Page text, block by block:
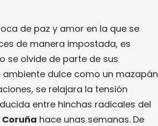
de paz y amor en la que se
de manera impostada, es
se olvide de parte de sus
dulce como un mazapán
se relajara la tensión
entre hinchas radicales del
hace unas semanas. De